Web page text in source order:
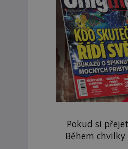
Pokud si
Během